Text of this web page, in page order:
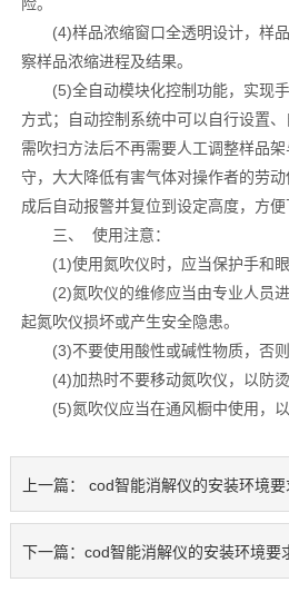
(4)样品浓缩窗口全透明设计，样品
察样品浓缩进程及结果。
(5)全自动模块化控制功能，实现手
方式；自动控制系统中可以自行设置
需吹扫方法后不再需要人工调整样品
守，大大降低有害气体对操作者的劳
成后自动报警并复位到设定高度，方便
三、 使用注意：
(1)使用氮吹仪时，应当保护手和眼
(2)氮吹仪的维修应当由专业人员进
起氮吹仪损坏或产生安全隐患。
(3)不要使用酸性或碱性物质，否则
(4)加热时不要移动氮吹仪，以防烫
(5)氮吹仪应当在通风橱中使用，以
上一篇： cod智能消解仪的安装环境要
下一篇： cod智能消解仪的安装环境要